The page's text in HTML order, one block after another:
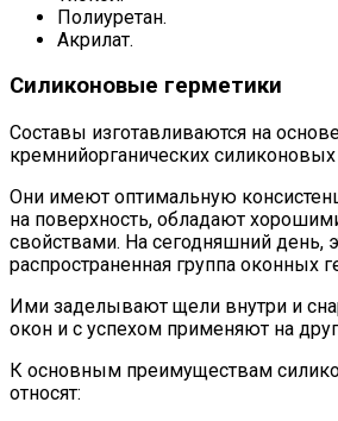
Полиуретан.
Акрилат.
Силиконовые герметики
Составы изготавливаются на
кремнийорганических
Они имеют оптимальную
на поверхность, обладают
свойствами. На сегодняшний день,
распространенная группа оконных
Ими заделывают щели внутри и
окон и с успехом применяют на
К основным преимуществам
относят: